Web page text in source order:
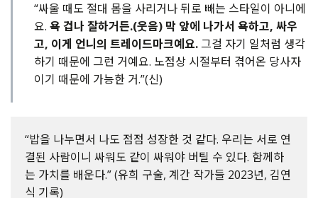
“싸울 때도 절대 몸을 사리거나 뒤로 빼는 스타일이 아니에
요. 욕 겁나 잘하거든.(웃음) 막 앞에 나가서 욕하고, 싸우
고, 이게 언니의 트레이드마크예요. 그걸 자기 일처럼 생각
하기 때문에 그런 거예요. 노점상 시절부터 겪어온 당사자
이기 때문에 가능한 거.”(신)
“밥을 나누면서 나도 점점 성장한 것 같다. 우리는 서로 연
결된 사람이니 싸워도 같이 싸워야 버틸 수 있다. 함께하
는 가치를 배운다.” (유희 구술, 계간 작가들 2023년, 김연
식 기록)